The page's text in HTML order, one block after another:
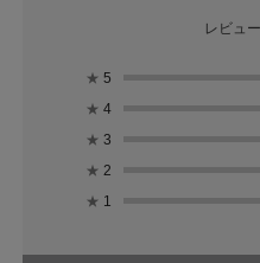
レビュ
★ 5
★ 4
★ 3
★ 2
★ 1